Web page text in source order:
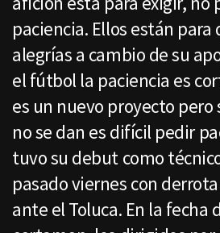
paciencia. Ellos están para
alegrías a cambio de su
el fútbol la paciencia es
es un nuevo proyecto pero
no se dan es difícil pedir
tuvo su debut como
pasado viernes con
ante el Toluca. En la fecha